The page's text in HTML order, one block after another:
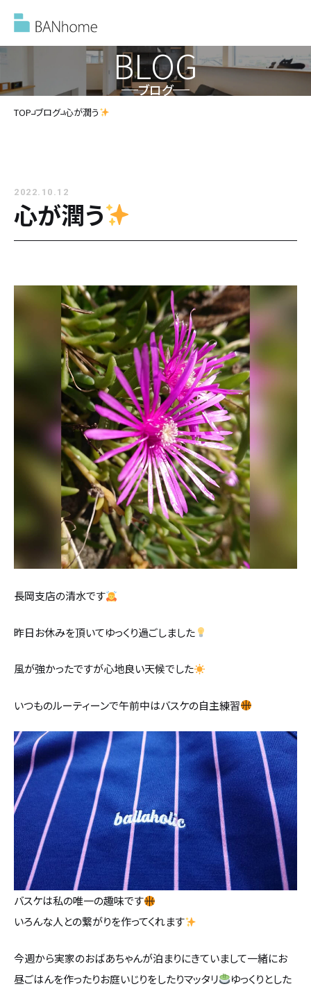
イベント情報
バンホームの家づくり
バンホームの家づくり
設計・デザイン
耐震・断熱
保証・アフターメンテナンス
家づくりの流れ
フルオーダー住宅
セミオーダー住宅
会社概要
スタッフ紹介
お客様の声
お知らせ
住宅の無料相談会
カタログ請求
BLOG
ブログ
TOP ブログ 心が潤う
2022.10.12
心が潤う
長岡支店の清水です
昨日お休みを頂いてゆっくり過ごしました
風が強かったですが心地良い天候でした
いつものルーティーンで午前中はバスケの自主練習
バスケは私の唯一の趣味です
いろんな人との繋がりを作ってくれます
今週から実家のおばあちゃんが泊まりにきていまして一緒にお
昼ごはんを作ったりお庭いじりをしたりマッタリ
ゆっくりとした